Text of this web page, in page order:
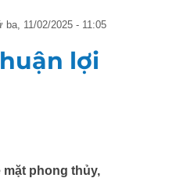
ba, 11/02/2025 - 11:05
lợi
mặt phong thủy,